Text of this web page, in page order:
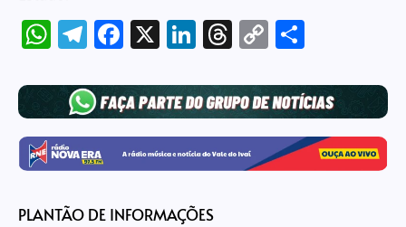
WhatsApp
Telegram
Facebook
X LinkedIn
Threads
Copy
PLANTÃO DE INFORMAÇÕES